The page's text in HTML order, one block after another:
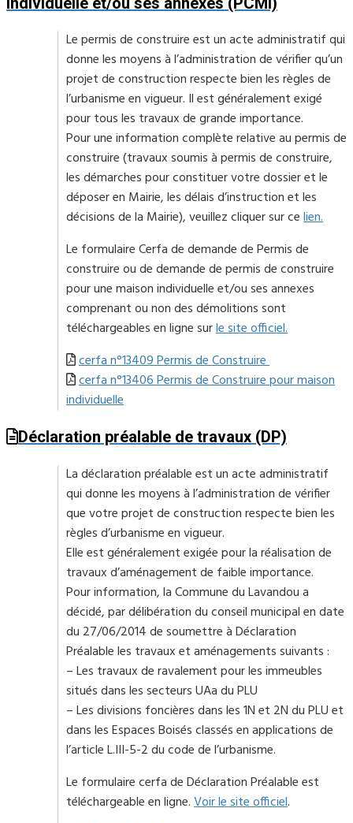
Le permis de construire est un acte administratif qui
donne les moyens à l’administration de vérifier qu’un
projet de construction respecte bien les règles de
l’urbanisme en vigueur. Il est généralement exigé
pour tous les travaux de grande importance.
Pour une information complète relative au permis de
construire (travaux soumis à permis de construire,
les démarches pour constituer votre dossier et le
déposer en Mairie, les délais d’instruction et les
décisions de la Mairie), veuillez cliquer sur celien.
Le formulaire Cerfa de demande de Permis de
construire ou de demande de permis de construire
pour une maison individuelle et/ou ses annexes
comprenant ou non des démolitions sont
téléchargeables en ligne surle site officiel.
cerfa n°13409Permis de Construire
cerfa n°13406 Permis de Construire pour maison
individuelle
Déclaration préalable de travaux (DP)
La déclaration préalable est un acte administratif
qui donne les moyens à l’administration de vérifier
que votre projet de construction respecte bien les
règles d’urbanisme en vigueur.
Elle est généralement exigée pour la réalisation de
travaux d’aménagement de faible importance.
Pour information, la Commune du Lavandou a
décidé, par délibération du conseil municipal en date
du 27/06/2014 de soumettre à Déclaration
Préalable les travaux et aménagements suivants :
– Les travaux de ravalement pour les immeubles
situés dans les secteurs UAa du PLU
– Les divisions foncières dans les 1N et 2N du PLU et
dans les Espaces Boisés classés en applications de
l’article L.III-5-2 du code de l’urbanisme.
Le formulaire cerfa de Déclaration Préalable est
téléchargeable en ligne.Voir le site officiel.